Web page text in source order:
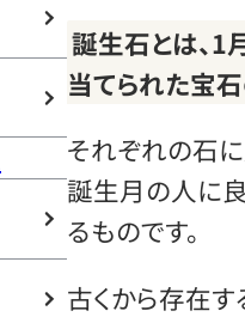
誕生石とは、1
当てられた宝
それぞれの石
誕生月の人に
るものです。
古くから存在す